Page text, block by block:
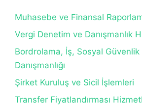
Muhasebe ve Finansal
Vergi Denetim ve Danışmanlık
Bordrolama, İş, Sosyal
Danışmanlığı
Şirket Kuruluş ve Sicil İşlemleri
Transfer Fiyatlandırması